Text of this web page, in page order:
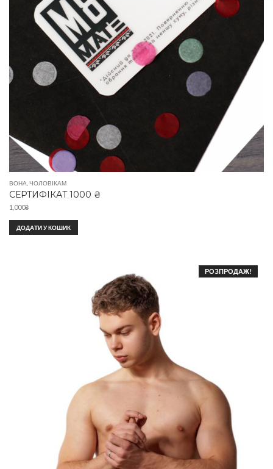
ВОНА ЧОЛОВІКАМ
СЕРТИФІКАТ 1000 ₴
1,000₴
ДОДАТИ У КОШИК
РОЗПРОДАЖ!